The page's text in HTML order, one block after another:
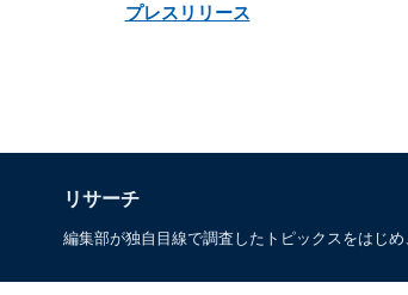
プレスリリース
リサーチ
編集部が独自目線で調査したトピックスをはじ